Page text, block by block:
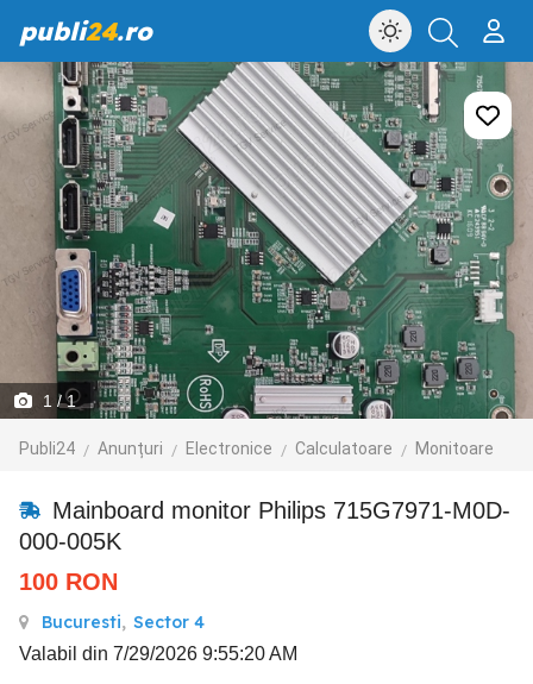
publi24.ro
1 / 1
Publi24 Anunțuri Electronice Calculatoare Monitoare
Mainboard monitor Philips 715G7971-M0D-
000-005K
100 RON
Bucuresti, Sector 4
Valabil din 7/29/2026 9:55:20 AM